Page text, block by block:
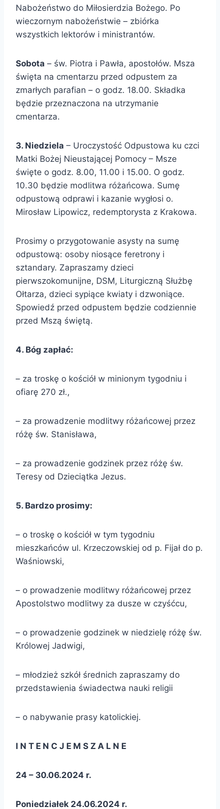
Nabożeństwo do Miłosierdzia Bożego. Po
wieczornym nabożeństwie – zbiórka
wszystkich lektorów i ministrantów.
Sobota – św. Piotra i Pawła, apostołów. Msza
święta na cmentarzu przed odpustem za
zmarłych parafian – o godz. 18.00. Składka
będzie przeznaczona na utrzymanie
cmentarza.
3. Niedziela – Uroczystość Odpustowa ku czci
Matki Bożej Nieustającej Pomocy – Msze
święte o godz. 8.00, 11.00 i 15.00. O godz.
10.30 będzie modlitwa różańcowa. Sumę
odpustową odprawi i kazanie wygłosi o.
Mirosław Lipowicz, redemptorysta z Krakowa.
Prosimy o przygotowanie asysty na sumę
odpustową: osoby niosące feretrony i
sztandary. Zapraszamy dzieci
pierwszokomunijne, DSM, Liturgiczną Służbę
Ołtarza, dzieci sypiące kwiaty i dzwoniące.
Spowiedź przed odpustem będzie codziennie
przed Mszą świętą.
4. Bóg zapłać:
– za troskę o kościół w minionym tygodniu i
ofiarę 270 zł.,
– za prowadzenie modlitwy różańcowej przez
różę św. Stanisława,
– za prowadzenie godzinek przez różę św.
Teresy od Dzieciątka Jezus.
5. Bardzo prosimy:
– o troskę o kościół w tym tygodniu
mieszkańców ul. Krzeczowskiej od p. Fijał do p.
Waśniowski,
– o prowadzenie modlitwy różańcowej przez
Apostolstwo modlitwy za dusze w czyśćcu,
– o prowadzenie godzinek w niedzielę różę św.
Królowej Jadwigi,
– młodzież szkół średnich zapraszamy do
przedstawienia świadectwa nauki religii
– o nabywanie prasy katolickiej.
I N T E N C J E M S Z A L N E
24 – 30.06.2024 r.
Poniedziałek 24.06.2024 r.